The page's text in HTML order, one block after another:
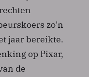
zo'n
jaar bereikte.
op Pixar,
de